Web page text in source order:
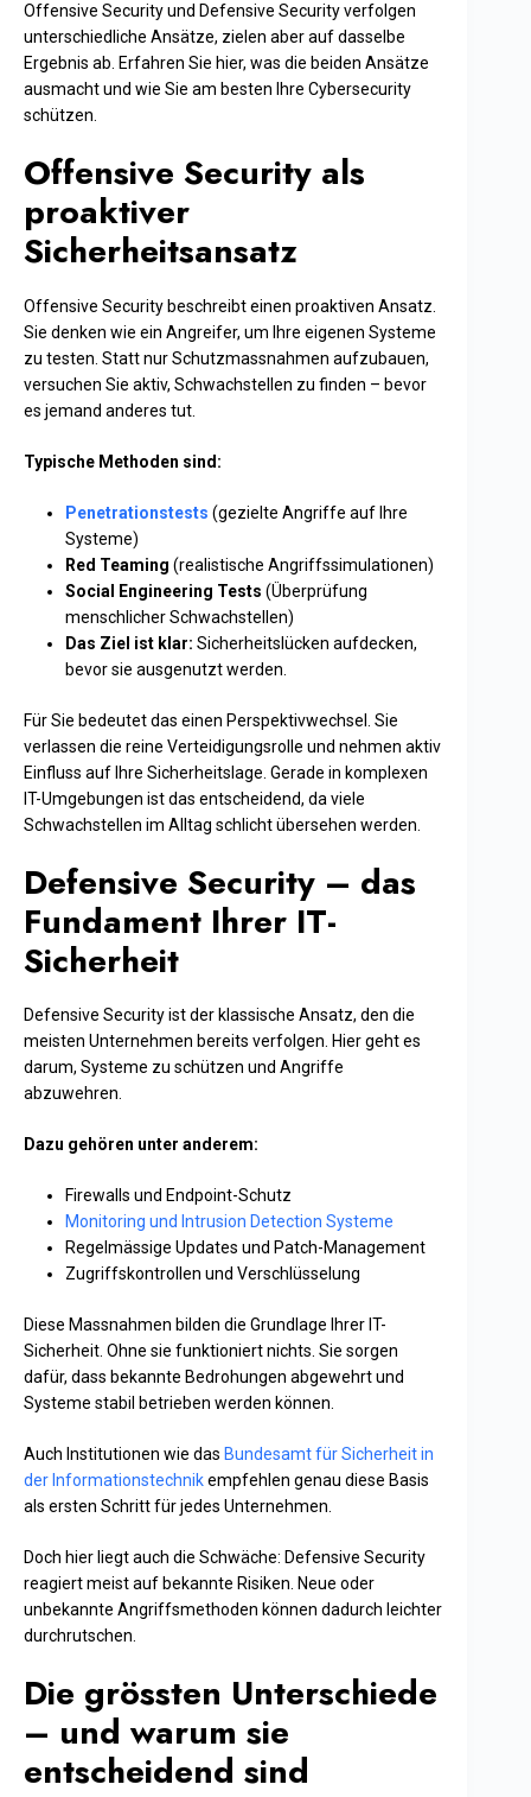
Offensive Security und Defensive Security verfolgen
unterschiedliche Ansätze, zielen aber auf dasselbe
Ergebnis ab. Erfahren Sie hier, was die beiden Ansätze
ausmacht und wie Sie am besten Ihre Cybersecurity
schützen.
Offensive Security als
proaktiver
Sicherheitsansatz
Offensive Security beschreibt einen proaktiven Ansatz.
Sie denken wie ein Angreifer, um Ihre eigenen Systeme
zu testen. Statt nur Schutzmassnahmen aufzubauen,
versuchen Sie aktiv, Schwachstellen zu finden – bevor
es jemand anderes tut.
Typische Methoden sind:
Penetrationstests (gezielte Angriffe auf Ihre
Systeme)
Red Teaming (realistische Angriffssimulationen)
Social Engineering Tests (Überprüfung
menschlicher Schwachstellen)
Das Ziel ist klar: Sicherheitslücken aufdecken,
bevor sie ausgenutzt werden.
Für Sie bedeutet das einen Perspektivwechsel. Sie
verlassen die reine Verteidigungsrolle und nehmen aktiv
Einfluss auf Ihre Sicherheitslage. Gerade in komplexen
IT-Umgebungen ist das entscheidend, da viele
Schwachstellen im Alltag schlicht übersehen werden.
Defensive Security – das
Fundament Ihrer IT-
Sicherheit
Defensive Security ist der klassische Ansatz, den die
meisten Unternehmen bereits verfolgen. Hier geht es
darum, Systeme zu schützen und Angriffe
abzuwehren.
Dazu gehören unter anderem:
Firewalls und Endpoint-Schutz
Monitoring und Intrusion Detection Systeme
Regelmässige Updates und Patch-Management
Zugriffskontrollen und Verschlüsselung
Diese Massnahmen bilden die Grundlage Ihrer IT-
Sicherheit. Ohne sie funktioniert nichts. Sie sorgen
dafür, dass bekannte Bedrohungen abgewehrt und
Systeme stabil betrieben werden können.
Auch Institutionen wie das Bundesamt für Sicherheit in
der Informationstechnikempfehlen genau diese Basis
als ersten Schritt für jedes Unternehmen.
Doch hier liegt auch die Schwäche: Defensive Security
reagiert meist auf bekannte Risiken. Neue oder
unbekannte Angriffsmethoden können dadurch leichter
durchrutschen.
Die grössten Unterschiede
– und warum sie
entscheidend sind